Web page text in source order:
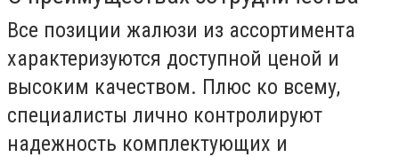
Все позиции жалюзи из ассортимента
характеризуются доступной ценой и
высоким качеством. Плюс ко всему,
специалисты лично контролируют
надежность комплектующих и